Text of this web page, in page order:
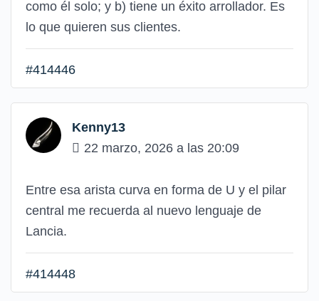
como él solo; y b) tiene un éxito arrollador. Es
lo que quieren sus clientes.
#414446
Kenny13
22 marzo, 2026 a las 20:09
Entre esa arista curva en forma de U y el pilar
central me recuerda al nuevo lenguaje de
Lancia.
#414448